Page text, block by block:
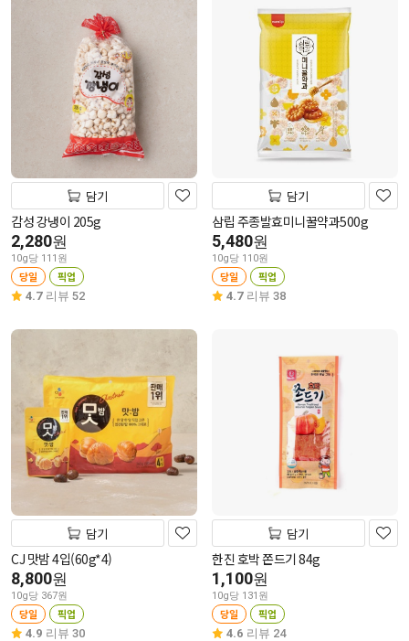
담기
감성 강냉이 205g
2,280원
10g당 111원
당일 픽업
4.7 리뷰 52
담기
삼립 주종발효미니꿀약과500g
5,480원
10g당 110원
당일 픽업
4.7 리뷰 38
담기
CJ 맛밤 4입(60g*4)
8,800원
10g당 367원
당일 픽업
4.9 리뷰 30
담기
한진 호박 쫀드기 84g
1,100원
10g당 131원
당일 픽업
4.6 리뷰 24